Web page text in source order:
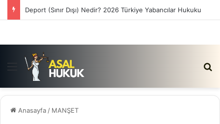
Satış Vaadi Sözleşmesi İptali Nedir?
Menü
Anasayfa / MANŞET